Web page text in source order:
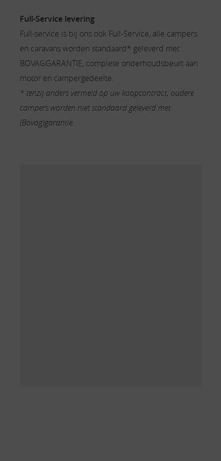
Full-Service levering
Full-service is bij ons ook Full-Service, alle campers
en caravans worden standaard* geleverd met
BOVAGGARANTIE, complete onderhoudsbeurt aan
motor en campergedeelte.
* tenzij anders vermeld op uw koopcontract, oudere
campers worden niet standaard geleverd met
(Bovag)garantie.